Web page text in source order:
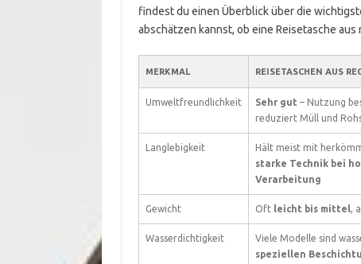
findest du einen Überblick über die
abschätzen kannst, ob eine Reisetasche
MERKMAL REISETASCHEN AUS
Umweltfreundlichkeit Sehr gut – Nutzung
reduziert Müll und
Langlebigkeit
Hält meist mit
starke Technik bei
Verarbeitung
Gewicht Oft leicht bis mittel,
Wasserdichtigkeit Viele Modelle sind
speziellen